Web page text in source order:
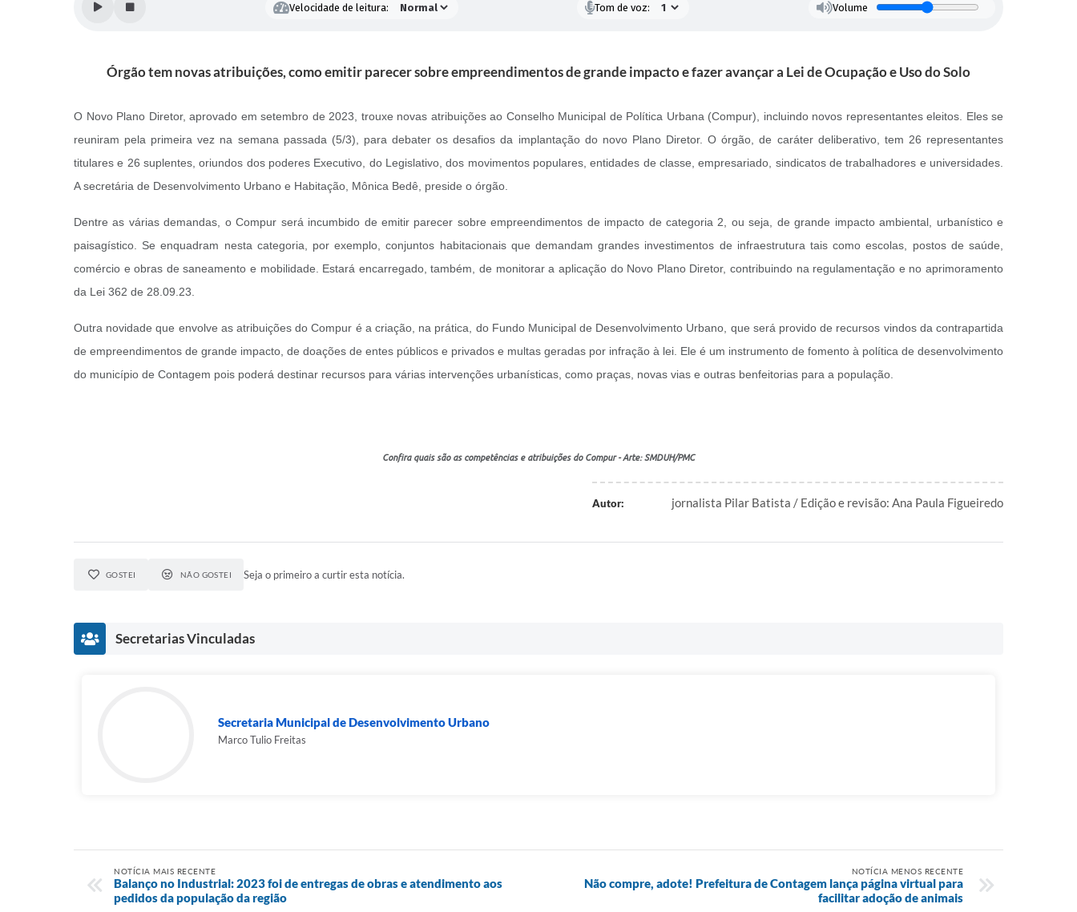
Velocidade de leitura: Tom de voz: Volume
Órgão tem novas atribuições, como emitir parecer sobre empreendimentos de grande impacto e fazer avançar a Lei de Ocupação e Uso do Solo
O Novo Plano Diretor, aprovado em setembro de 2023, trouxe novas atribuições ao Conselho Municipal de Política Urbana (Compur), incluindo novos representantes eleitos. Eles se
reuniram pela primeira vez na semana passada (5/3), para debater os desafios da implantação do novo Plano Diretor. O órgão, de caráter deliberativo, tem 26 representantes
titulares e 26 suplentes, oriundos dos poderes Executivo, do Legislativo, dos movimentos populares, entidades de classe, empresariado, sindicatos de trabalhadores e universidades.
A secretária de Desenvolvimento Urbano e Habitação, Mônica Bedê, preside o órgão.
Dentre as várias demandas, o Compur será incumbido de emitir parecer sobre empreendimentos de impacto de categoria 2, ou seja, de grande impacto ambiental, urbanístico e
paisagístico. Se enquadram nesta categoria, por exemplo, conjuntos habitacionais que demandam grandes investimentos de infraestrutura tais como escolas, postos de saúde,
comércio e obras de saneamento e mobilidade. Estará encarregado, também, de monitorar a aplicação do Novo Plano Diretor, contribuindo na regulamentação e no aprimoramento
da Lei 362 de 28.09.23.
Outra novidade que envolve as atribuições do Compur é a criação, na prática, do Fundo Municipal de Desenvolvimento Urbano, que será provido de recursos vindos da contrapartida
de empreendimentos de grande impacto, de doações de entes públicos e privados e multas geradas por infração à lei. Ele é um instrumento de fomento à política de desenvolvimento
do município de Contagem pois poderá destinar recursos para várias intervenções urbanísticas, como praças, novas vias e outras benfeitorias para a população.
Confira quais são as competências e atribuições do Compur - Arte: SMDUH/PMC
Autor: jornalista Pilar Batista / Edição e revisão: Ana Paula Figueiredo
GOSTEI NÃO GOSTEI Seja o primeiro a curtir esta notícia.
Secretarias Vinculadas
Secretaria Municipal de Desenvolvimento Urbano
Marco Tulio Freitas
NOTÍCIA MAIS RECENTE
Balanço no Industrial: 2023 foi de entregas de obras e atendimento aos
pedidos da população da região
NOTÍCIA MENOS RECENTE
Não compre, adote! Prefeitura de Contagem lança página virtual para
facilitar adoção de animais